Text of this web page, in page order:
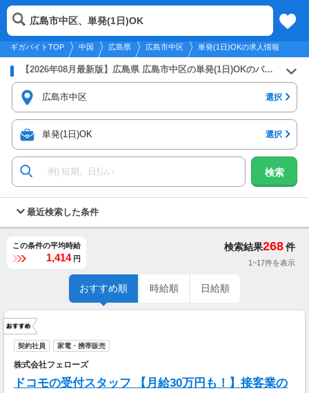
2026年8月7日更新
中国
メニュー
ギガバイトTOP 中国 広島県 広島市中区 単発(1日)OKの求人情報
広島市中区、単発(1日)OK
【2026年08月最新版】広島県 広島市中区の単発(1日)OKのバイト・アルバイト・パートの求人募集情報
広島市中区 選択
単発(1日)OK 選択
検索
最近検索した条件
この条件の平均時給
1,414 円
検索結果268件
1~17件を表示
おすすめ順 時給順 日給順
契約社員 家電・携帯販売
株式会社フェローズ
ドコモの受付スタッフ 【月給30万円も！】接客業の